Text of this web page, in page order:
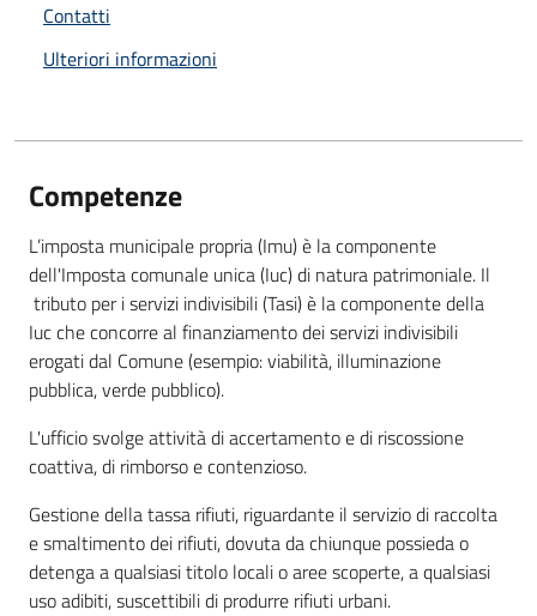
Contatti
Ulteriori informazioni
Competenze
L’imposta municipale propria (Imu) è la componente
dell'Imposta comunale unica (Iuc) di natura patrimoniale. Il
tributo per i servizi indivisibili (Tasi) è la componente della
Iuc che concorre al finanziamento dei servizi indivisibili
erogati dal Comune (esempio: viabilità, illuminazione
pubblica, verde pubblico).
L'ufficio svolge attività di accertamento e di riscossione
coattiva, di rimborso e contenzioso.
Gestione della tassa rifiuti, riguardante il servizio di raccolta
e smaltimento dei rifiuti, dovuta da chiunque possieda o
detenga a qualsiasi titolo locali o aree scoperte, a qualsiasi
uso adibiti, suscettibili di produrre rifiuti urbani.